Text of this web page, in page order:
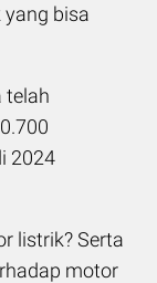
bisa
telah
2024
listrik? Serta
motor